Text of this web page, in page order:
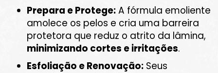
Prepara e Protege:A fórmula emoliente
amolece os pelos e cria uma barreira
protetora que reduz o atrito da lâmina,
minimizando cortes e irritações.
Esfoliação e Renovação: Seus